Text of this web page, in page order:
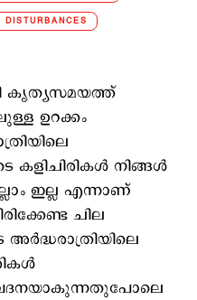
DISTURBANCES
കൃത്യസമയത്ത്
ഉറക്കം
നിങ്ങള്‍
ഇല്ല എന്നാണ്
ചില